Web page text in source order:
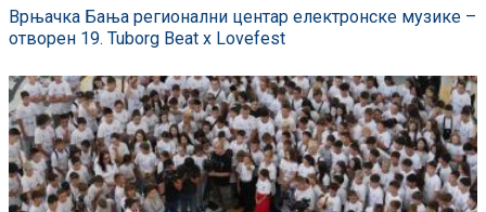
Врњачка Бања регионални центар електронске музике –
отворен 19. Tuborg Beat x Lovefest